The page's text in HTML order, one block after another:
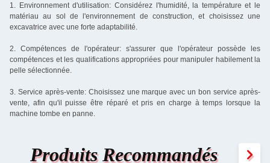
1. Environnement d'utilisation: Considérez l'humidité, la température et le
matériau au sol de l'environnement de construction, et choisissez une
excavatrice avec une forte adaptabilité.
2. Compétences de l'opérateur: s'assurer que l'opérateur possède les
compétences et les qualifications appropriées pour manipuler habilement la
pelle sélectionnée.
3. Service après-vente: Choisissez une marque avec un bon service après-
vente, afin qu'il puisse être réparé et pris en charge à temps lorsque la
machine tombe en panne.
Produits Recommandés